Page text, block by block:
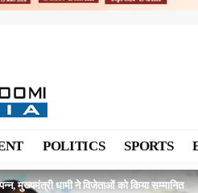
POLITICS SPORTS
मुख्यमंत्री धामी ने विजेताओं को किया सम्मानित